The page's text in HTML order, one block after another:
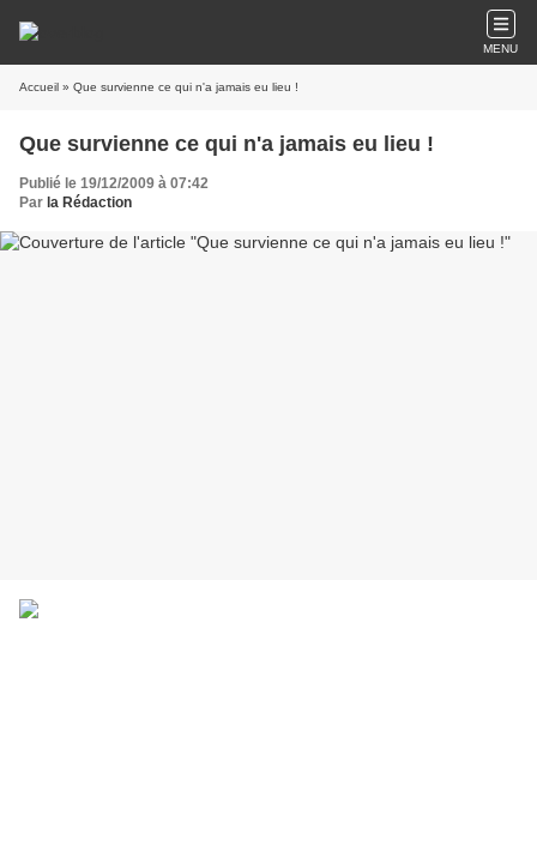
MENU
Accueil » Que survienne ce qui n'a jamais eu lieu !
Que survienne ce qui n'a jamais eu lieu !
Publié le 19/12/2009 à 07:42
Par la Rédaction